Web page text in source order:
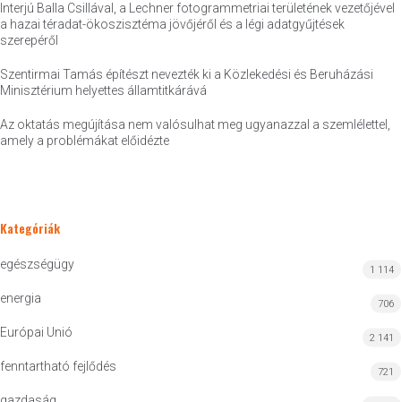
Interjú Balla Csillával, a Lechner fotogrammetriai területének vezetőjével
a hazai téradat-ökoszisztéma jövőjéről és a légi adatgyűjtések
szerepéről
Szentirmai Tamás építészt nevezték ki a Közlekedési és Beruházási
Minisztérium helyettes államtitkárává
Az oktatás megújítása nem valósulhat meg ugyanazzal a szemlélettel,
amely a problémákat előidézte
Kategóriák
egészségügy 1 114
energia 706
Európai Unió 2 141
fenntartható fejlődés 721